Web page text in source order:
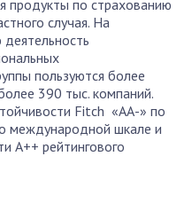
продукты по страхованию
случая. На
пользуются более
390 тыс. компаний.
Fitch «АА-» по
международной шкале и
А++ рейтингового